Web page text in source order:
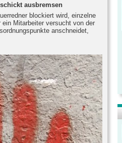
ausbremsen
blockiert wird, einzelne
ein Mitarbeiter versucht von der
anschneidet,